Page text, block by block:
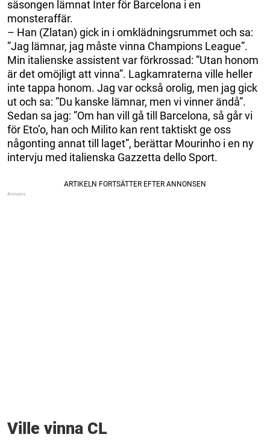
säsongen lämnat Inter för Barcelona i en
monsteraffär.
– Han (Zlatan) gick in i omklädningsrummet och sa:
”Jag lämnar, jag måste vinna Champions League”.
Min italienske assistent var förkrossad: ”Utan honom
är det omöjligt att vinna”. Lagkamraterna ville heller
inte tappa honom. Jag var också orolig, men jag gick
ut och sa: ”Du kanske lämnar, men vi vinner ändå”.
Sedan sa jag: ”Om han vill gå till Barcelona, så går vi
för Eto’o, han och Milito kan rent taktiskt ge oss
någonting annat till laget”, berättar Mourinho i en ny
intervju med italienska Gazzetta dello Sport.
Ville vinna CL